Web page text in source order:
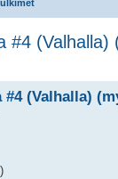
#4 (Valhalla)
(Valhalla)